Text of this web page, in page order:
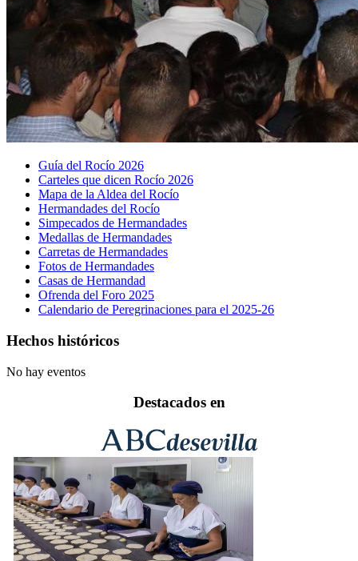
Guía del Rocío 2026
Carteles que dicen Rocío 2026
Mapa de la Aldea del Rocío
Hermandades del Rocío
Simpecados de Hermandades
Medallas de Hermandades
Carretas de Hermandades
Fotos de Hermandades
Casas de Hermandad
Ofrenda del Foro 2025
Calendario de Peregrinaciones para el 2025-26
Hechos históricos
No hay eventos
Destacados en